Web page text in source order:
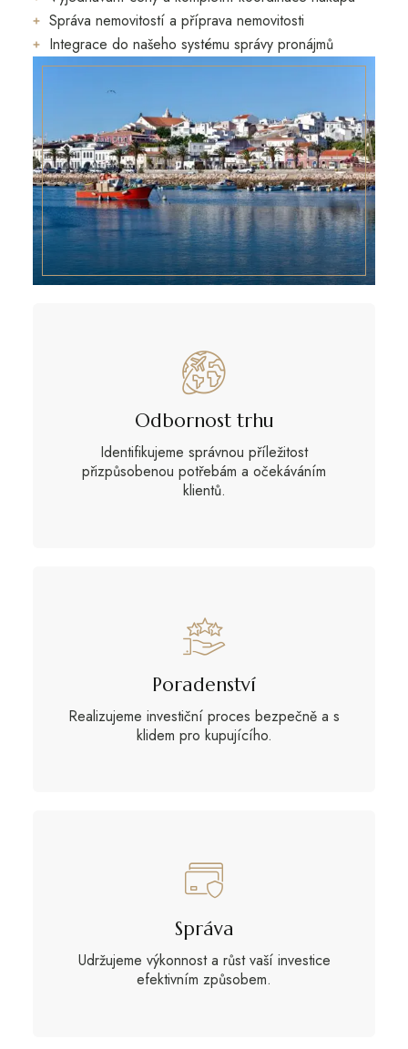
Správa nemovitostí a příprava nemovitosti
Integrace do našeho systému správy pronájmů
Odbornost trhu
Identifikujeme správnou příležitost
přizpůsobenou potřebám a očekáváním
klientů.
Poradenství
Realizujeme investiční proces bezpečně a s
klidem pro kupujícího.
Správa
Udržujeme výkonnost a růst vaší investice
efektivním způsobem.